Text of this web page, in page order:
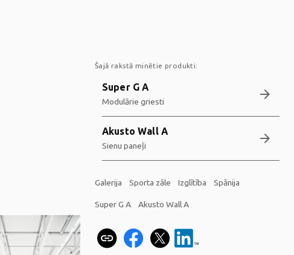
Šajā rakstā minētie produkti:
Super G A
Modulārie griesti arrow_forward
Akusto Wall A
Sienu paneļi arrow_forward
Galerija Sporta zāle Izglītība Spānija
Super G A Akusto Wall A